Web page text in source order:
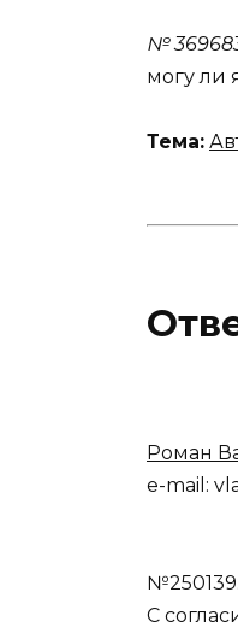
№
могу ли
Тема:
Роман
e-mail:
№250139.
С